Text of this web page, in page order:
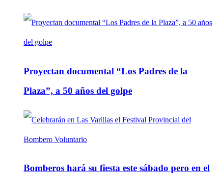
Proyectan documental “Los Padres de la
Plaza”, a 50 años del golpe
Bomberos hará su fiesta este sábado pero en el